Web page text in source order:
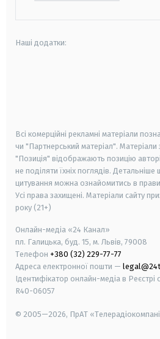
Наші додатки:
Всі комерційні рекламні матеріали
чи "Партнерський матеріал".
"Позиція" відображають позицію
не поділяти їхніх поглядів.
цитування можна ознайомитись в
Усі права захищені. Матеріали сайту
року (21+)
Онлайн-медіа «24 Канал»
пл. Галицька, буд. 15, м. Львів, 79008
Телефон +380 (32) 229-77-77
Адреса електронної пошти —
Ідентифікатор онлайн-медіа в Реєстрі
R40-06057
© 2005—2026, ПрАТ